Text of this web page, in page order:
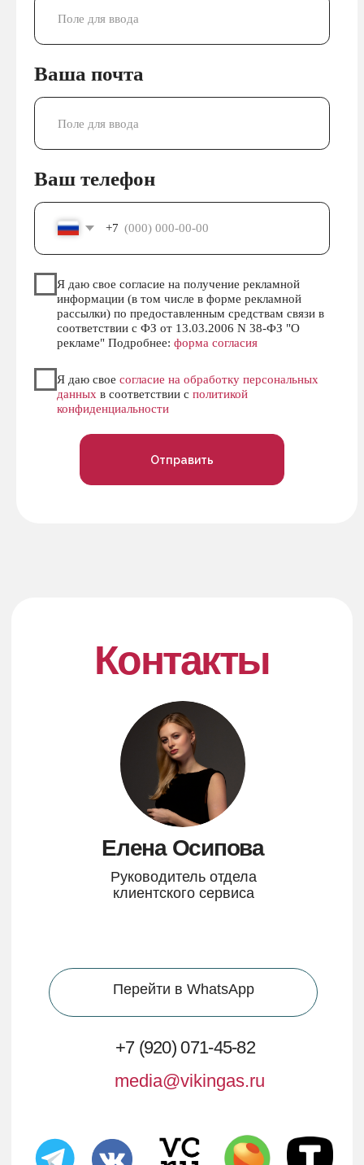
Политика конфиденциальности